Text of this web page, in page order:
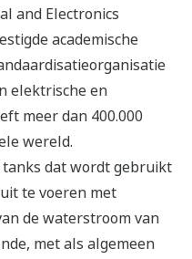
and Electronics
academische
elektrische en
meer dan 400.000
wereld.
dat wordt gebruikt
te voeren met
de waterstroom van
met als algemeen